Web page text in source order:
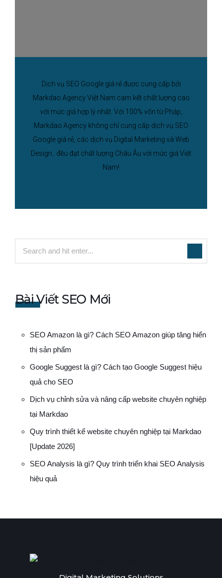
Dịch vụ SEO Google giá rẻ được cung cấp bởi
Markdao Agency Việt Nam cam kết chất lượng cao
với mức giá hợp lý nhất. Với 100% vốn từ Pháp,
Markdao Agency không chỉ cung cấp dịch vụ SEO
Google giá rẻ, các dịch vụ Digital Marketing và Web
Design.. đều đạt chất lượng Châu Âu với mức giá Việt
Nam!
Bài Viết SEO Mới
SEO Amazon là gì? Cách SEO Amazon giúp tăng hiển
thị sản phẩm
Google Suggest là gì? Cách tạo Google Suggest hiệu
quả cho SEO
Dịch vụ chỉnh sửa và nâng cấp website chuyên nghiệp
tại Markdao
Quy trình thiết kế website chuyên nghiệp tại Markdao
[Update 2026]
SEO Analysis là gì? Quy trình triển khai SEO Analysis
hiệu quả